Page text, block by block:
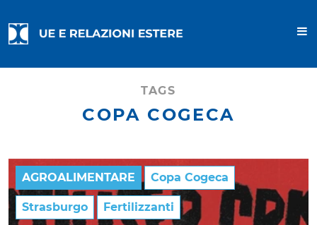
TAGS
COPA COGECA
AGROALIMENTARE Copa Cogeca
Strasburgo Fertilizzanti